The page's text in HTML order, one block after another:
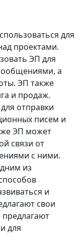
для
проектами.
ЭП для
а
ЭП также
и продаж.
отправки
писем и
ЭП может
связи от
с ними.
из
и
свои
для